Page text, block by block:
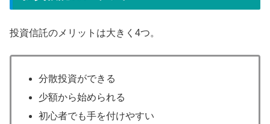
投資信託のメリットは大きく4つ。
分散投資ができる
少額から始められる
初心者でも手を付けやすい